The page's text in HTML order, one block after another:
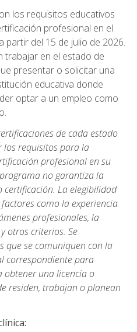
los requisitos educativos
profesional en el
partir del 15 de julio de 2026.
trabajar en el estado de
presentar o solicitar una
educativa donde
optar a un empleo como
de cada estado
los requisitos para la
profesional en su
no garantiza la
certificación. La elegibilidad
como la experiencia
profesionales, la
otros criterios. Se
que se comuniquen con la
correspondiente para
una licencia o
residen, trabajan o planean